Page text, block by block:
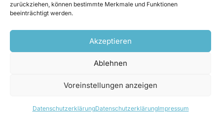
zurückziehen, können bestimmte Merkmale und Funktionen
beeinträchtigt werden.
Akzeptieren
Ablehnen
Voreinstellungen anzeigen
DatenschutzerklärungDatenschutzerklärungImpressum
Ende der Ära der Dieselaggregate auf der Alm
Agrargemeinschaft Lessacher Alpe. Für die
Stromgewinnung wird eine 1.650 m lange
Druckrohrleitung durch das Lesachtal verlegt.